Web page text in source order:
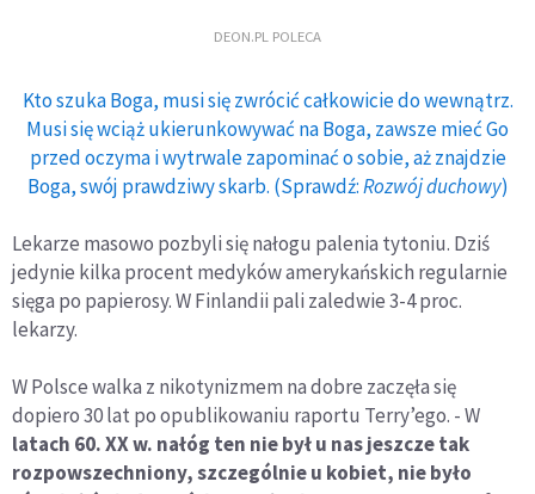
DEON.PL POLECA
Kto szuka Boga, musi się zwrócić całkowicie do wewnątrz.
Musi się wciąż ukierunkowywać na Boga, zawsze mieć Go
przed oczyma i wytrwale zapominać o sobie, aż znajdzie
Boga, swój prawdziwy skarb. (Sprawdź:Rozwój duchowy)
Lekarze masowo pozbyli się nałogu palenia tytoniu. Dziś
jedynie kilka procent medyków amerykańskich regularnie
sięga po papierosy. W Finlandii pali zaledwie 3-4 proc.
lekarzy.
W Polsce walka z nikotynizmem na dobre zaczęła się
dopiero 30 lat po opublikowaniu raportu Terry’ego. - W
latach 60. XX w. nałóg ten nie był u nas jeszcze tak
rozpowszechniony, szczególnie u kobiet, nie było